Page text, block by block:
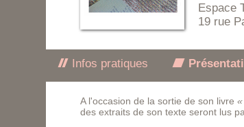
Espace
19 rue
Infos pratiques
A l'occasion de la sortie de son livre
des extraits de son texte seront lus